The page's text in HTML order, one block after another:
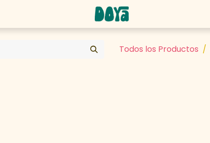
Todos los Productos